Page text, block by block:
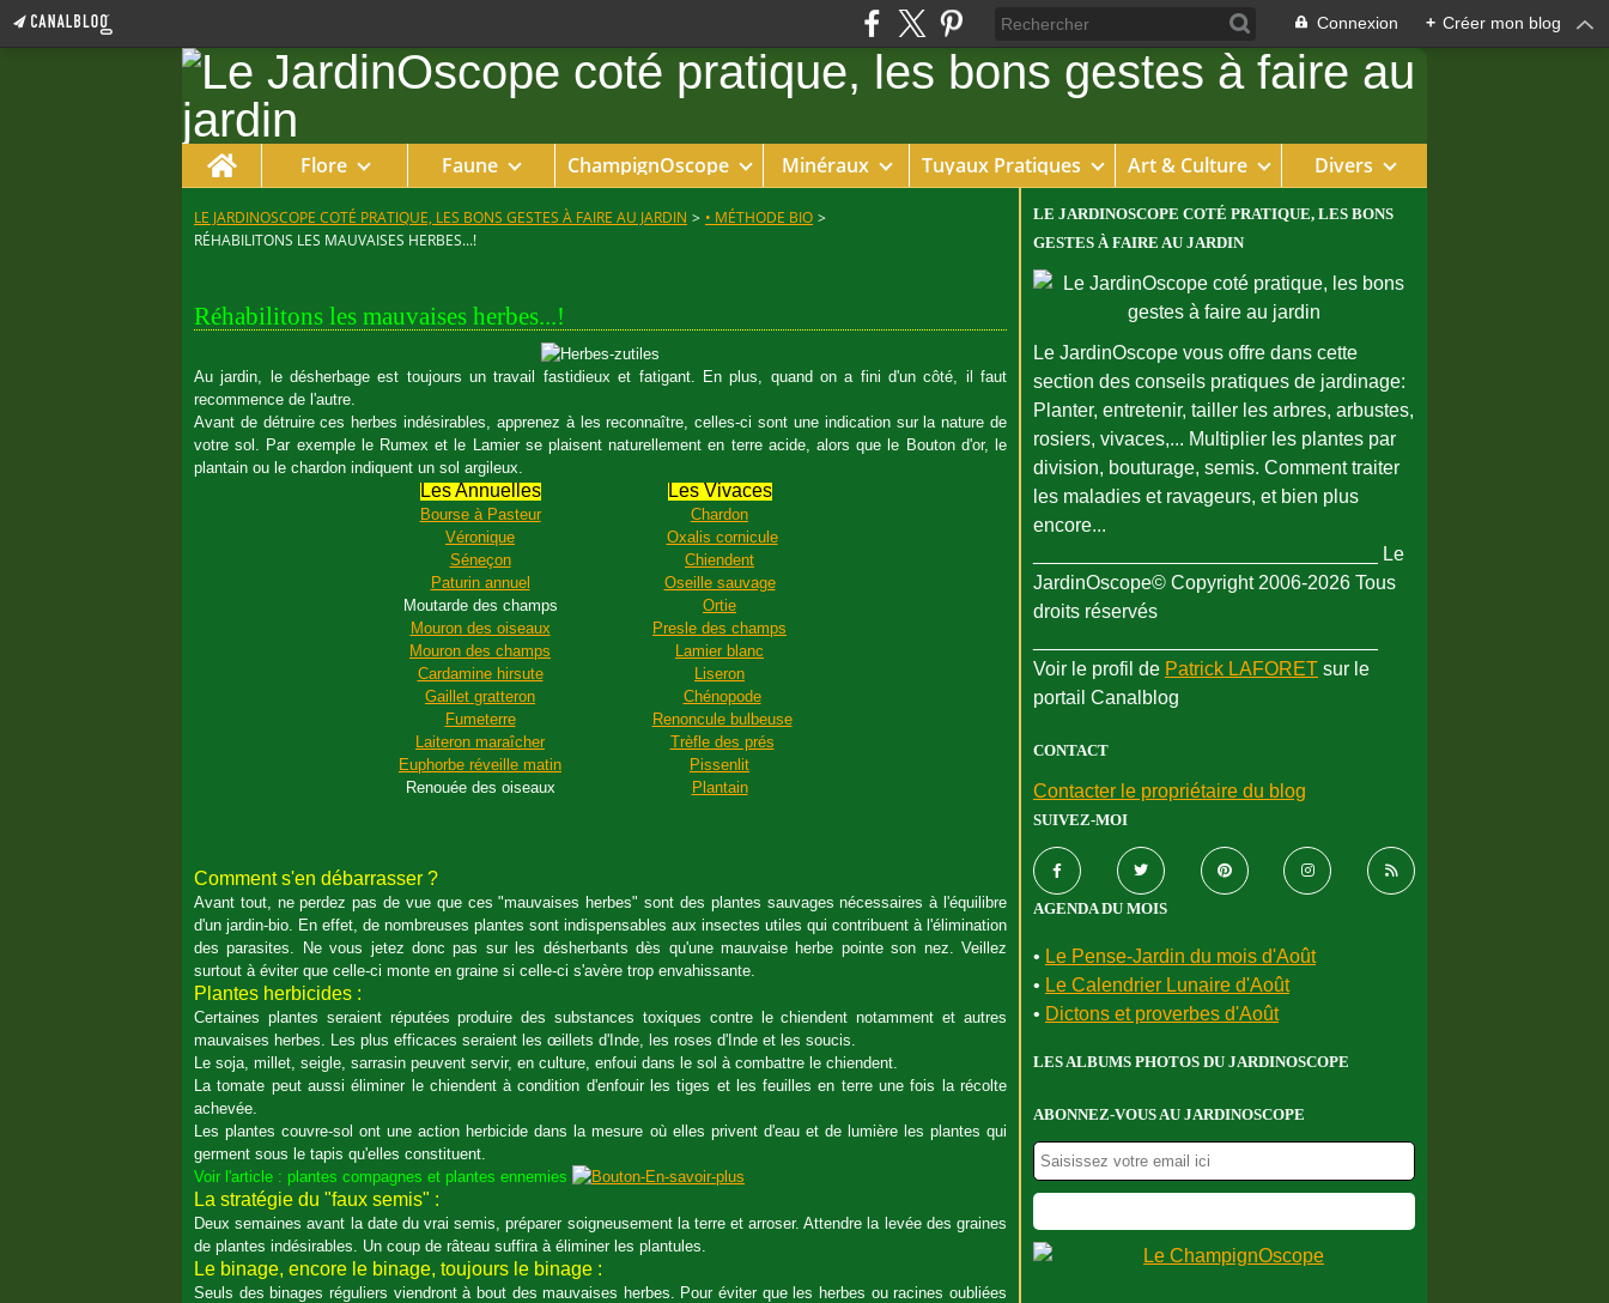
Connexion + Créer mon blog
Home Flore Faune ChampignOscope Minéraux Tuyaux Pratiques Art & Culture Divers
LE JARDINOSCOPE COTÉ PRATIQUE, LES BONS GESTES À FAIRE AU JARDIN > • MÉTHODE BIO >
RÉHABILITONS LES MAUVAISES HERBES...!
Réhabilitons les mauvaises herbes...!
Au jardin, le désherbage est toujours un travail fastidieux et fatigant. En plus, quand on a fini d'un côté, il faut
recommence de l'autre.
Avant de détruire ces herbes indésirables, apprenez à les reconnaître, celles-ci sont une indication sur la nature de
votre sol. Par exemple le Rumex et le Lamier se plaisent naturellement en terre acide, alors que le Bouton d'or, le
plantain ou le chardon indiquent un sol argileux.
Les Annuelles Les Vivaces
Bourse à Pasteur
Chardon
Véronique
Oxalis cornicule
Séneçon
Chiendent
Paturin annuel
Oseille sauvage
Moutarde des champs
Ortie
Mouron des oiseaux
Presle des champs
Mouron des champs
Lamier blanc
Cardamine hirsute
Liseron
Gaillet gratteron
Chénopode
Fumeterre
Renoncule bulbeuse
Laiteron maraîcher
Trèfle des prés
Euphorbe réveille matin
Pissenlit
Renouée des oiseaux
Plantain
Comment s'en débarrasser ?
Avant tout, ne perdez pas de vue que ces "mauvaises herbes" sont des plantes sauvages nécessaires à l'équilibre
d'un jardin-bio. En effet, de nombreuses plantes sont indispensables aux insectes utiles qui contribuent à l'élimination
des parasites. Ne vous jetez donc pas sur les désherbants dès qu'une mauvaise herbe pointe son nez. Veillez
surtout à éviter que celle-ci monte en graine si celle-ci s'avère trop envahissante.
Plantes herbicides :
Certaines plantes seraient réputées produire des substances toxiques contre le chiendent notamment et autres
mauvaises herbes. Les plus efficaces seraient les œillets d'Inde, les roses d'Inde et les soucis.
Le soja, millet, seigle, sarrasin peuvent servir, en culture, enfoui dans le sol à combattre le chiendent.
La tomate peut aussi éliminer le chiendent à condition d'enfouir les tiges et les feuilles en terre une fois la récolte
achevée.
Les plantes couvre-sol ont une action herbicide dans la mesure où elles privent d'eau et de lumière les plantes qui
germent sous le tapis qu'elles constituent.
Voir l'article : plantes compagnes et plantes ennemies
La stratégie du "faux semis" :
Deux semaines avant la date du vrai semis, préparer soigneusement la terre et arroser. Attendre la levée des graines
de plantes indésirables. Un coup de râteau suffira à éliminer les plantules.
Le binage, encore le binage, toujours le binage :
Seuls des binages réguliers viendront à bout des mauvaises herbes. Pour éviter que les herbes ou racines oubliées
LE JARDINOSCOPE COTÉ PRATIQUE, LES BONS
GESTES À FAIRE AU JARDIN
Le JardinOscope vous offre dans cette
section des conseils pratiques de jardinage:
Planter, entretenir, tailler les arbres, arbustes,
rosiers, vivaces,... Multiplier les plantes par
division, bouturage, semis. Comment traiter
les maladies et ravageurs, et bien plus
encore...
________________________________ Le
JardinOscope© Copyright 2006-2026 Tous
droits réservés
Voir le profil de Patrick LAFORET sur le
portail Canalblog
CONTACT
Contacter le propriétaire du blog
SUIVEZ-MOI
AGENDA DU MOIS
• Le Pense-Jardin du mois d'Août
• Le Calendrier Lunaire d'Août
• Dictons et proverbes d'Août
LES ALBUMS PHOTOS DU JARDINOSCOPE
ABONNEZ-VOUS AU JARDINOSCOPE